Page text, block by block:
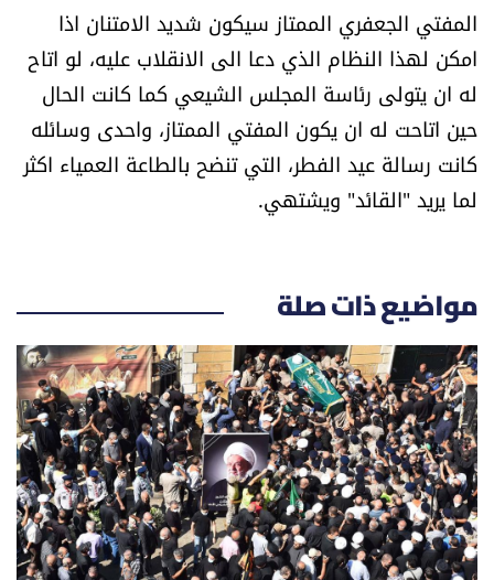
المفتي الجعفري الممتاز سيكون شديد الامتنان اذا
امكن لهذا النظام الذي دعا الى الانقلاب عليه، لو اتاح
له ان يتولى رئاسة المجلس الشيعي كما كانت الحال
حين اتاحت له ان يكون المفتي الممتاز، واحدى وسائله
كانت رسالة عيد الفطر، التي تنضح بالطاعة العمياء اكثر
لما يريد "القائد" ويشتهي.
مواضيع ذات صلة